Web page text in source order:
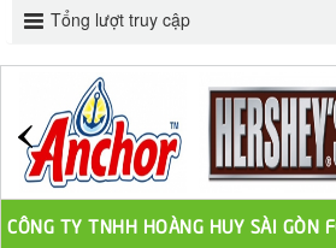
ĐƯỜNG SẠCH CÔ
27.000
Đường cát trắng
Tổng lượt truy cập
CÔNG TY TNHH HOÀNG HUY SÀI GÒN